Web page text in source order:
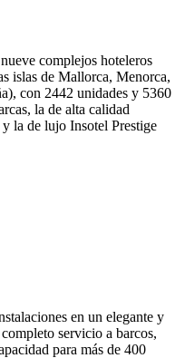
complejos hoteleros
islas de Mallorca, Menorca,
con 2442 unidades y 5360
la de alta calidad
la de lujo Insotel Prestige
en un elegante y
servicio a barcos,
para más de 400